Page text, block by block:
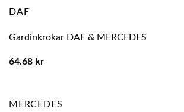
DAF
Gardinkrokar DAF & MERCEDES
64.68 kr
MERCEDES